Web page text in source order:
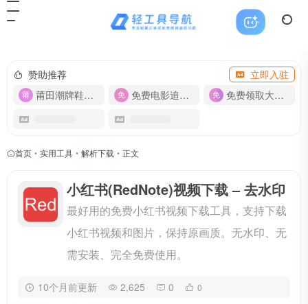
赞助推荐
立即入驻
莆田潮牌鞋服-货源
免费电影追剧APP 免费领取大流量卡【500G】
首页 • 实用工具 • 解析下载 • 正文
小红书(RedNote)视频下载 – 去水印
最好用的免费小红书视频下载工具，支持下载
小红书视频和图片，保持原画质。无水印、无
需安装、完全免费使用。
10个月前更新 2,625 0 0